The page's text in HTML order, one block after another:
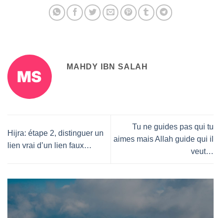
MAHDY IBN SALAH
Hijra: étape 2, distinguer un
lien vrai d’un lien faux…
Tu ne guides pas qui tu
aimes mais Allah guide qui il
veut…